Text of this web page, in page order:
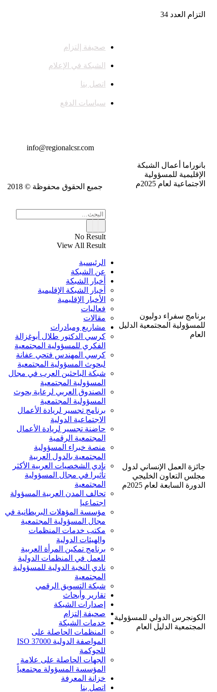
التزام العدد 34
بانوراما أعمال الشبكة
الإقليمية للمسؤولية
الاجتماعية لعام 2025م
برنامج سفراء دوليون
للمسؤولية المجتمعية الدليل
العام
جائزة العمل الإنساني لدول
مجلس التعاون الخليجي
الدورة السابعة لعام 2025م
الكونجرس الدولي للمسؤولية
المجتمعية الدليل العام
صحيفة إلتزام
الشبكة في الإعلام
اتصل بنا
سياسات الدفع
جميع الحقوق محفوظة © 2018
No Result
View All Result
الرئيسية
عن الشبكة
أخبار الشبكة
أخبار الشبكة الإقليمية
الأخبار الإقليمية
فعاليات
مقالات
مشاريع ومبادرات
كرسي الدكتور طلال أبوغزالة
الفكري للمسؤولية المجتمعية
كرسي المهندس فتحي عفانة
لبحوث المسؤولية المجتمعية
شبكة الباحثين العرب في مجال
المسؤولية المجتمعية
الصندوق العربي لرعاية بحوث
المسؤولية المجتمعية
برنامج تجسير لريادة الأعمال
الاجتماعية الدولية
حاضنة تجسير لريادة الأعمال
المجتمعية الرقمية
منصة خبراء المسؤولية
المجتمعية بالدول العربية
نادي الشخصيات العربية الأكثر
تأثيرا في مجال المسؤولية
المجتمعية
تحالف المدن العربية المسؤولة
اجتماعيا
مؤسسة المؤهلات البريطانية في
مجال المسؤولية المجتمعية
مكتب خدمات المنظمات
والهيئات الدولية
برنامج تمكين المرأة العربية
للعمل في المنظمات الدولية
نادي النخبة الدولية للمسؤولية
المجتمعية
شبكة التسويق الرقمي
تقارير وأبحاث
إصدارات الشبكة
صحيفة إلتزام
خدمات الشبكة
المنظمات الحاصلة على
المواصفة الدولية ISO 37000
للحوكمة
الجهات الحاصلة على علامة
المؤسسة المسؤولة مجتمعياً
خزانة المعرفة
اتصل بنا